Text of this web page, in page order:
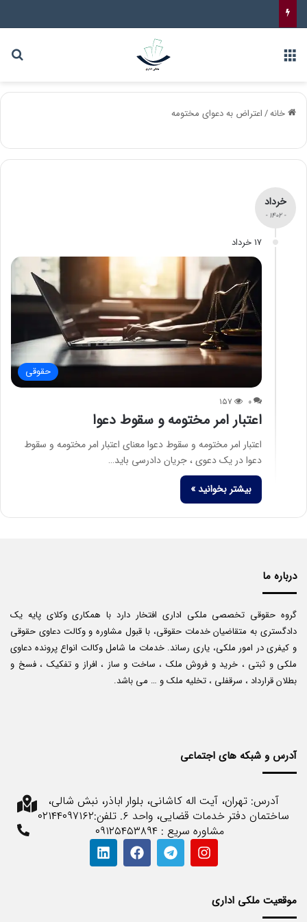
خانه/اعتراض به دعوای مختومه
خرداد
- ۱۴۰۲ -
۱۷ خرداد
حقوقی
۰ ۱۵۷
اعتبار امر مختومه و سقوط دعوا
اعتبار امر مختومه و سقوط دعوا معنای اعتبار امر مختومه و سقوط
دعوا در یک دعوی ، جریان دادرسی باید…
بیشتر بخوانید »
درباره ما
گروه حقوقی تخصصی ملکی اداری افتخار دارد با همکاری وکلای پایه یک
دادگستری به متقاضیان خدمات حقوقی، با قبول مشاوره و وکالت دعاوی حقوقی
و کیفری در امور ملکی، یاری رساند. خدمات ما شامل وکالت انواع پرونده دعاوی
ملکی و ثبتی ، خرید و فروش ملک ، ساخت و ساز ، افراز و تفکیک ، فسخ و
بطلان قرارداد ، سرقفلی ، تخلیه ملک و … می باشد.
آدرس و شبکه های اجتماعی
آدرس: تهران، آیت اله کاشانی، بلوار اباذر، نبش شالی،
ساختمان دفتر خدمات قضایی، واحد ۶. تلفن:۰۲۱۴۴۰۹۷۱۶۲
مشاوره سریع : ۰۹۱۲۵۴۵۳۸۹۴
موقعیت ملکی اداری